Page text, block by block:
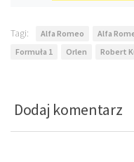
Tagi: Alfa Romeo Alfa
Formuła 1
Orlen Robert
Dodaj komentarz